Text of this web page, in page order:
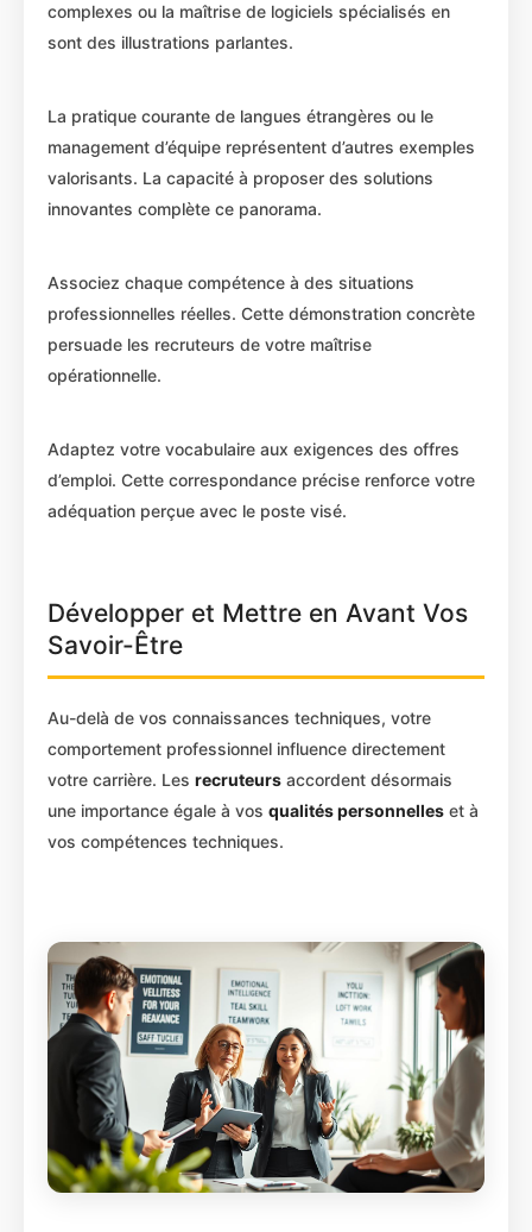
complexes ou la maîtrise de logiciels spécialisés en
sont des illustrations parlantes.
La pratique courante de langues étrangères ou le
management d’équipe représentent d’autres exemples
valorisants. La capacité à proposer des solutions
innovantes complète ce panorama.
Associez chaque compétence à des situations
professionnelles réelles. Cette démonstration concrète
persuade les recruteurs de votre maîtrise
opérationnelle.
Adaptez votre vocabulaire aux exigences des offres
d’emploi. Cette correspondance précise renforce votre
adéquation perçue avec le poste visé.
Développer et Mettre en Avant Vos
Savoir-Être
Au-delà de vos connaissances techniques, votre
comportement professionnel influence directement
votre carrière. Les recruteurs accordent désormais
une importance égale à vos qualités personnelles et à
vos compétences techniques.